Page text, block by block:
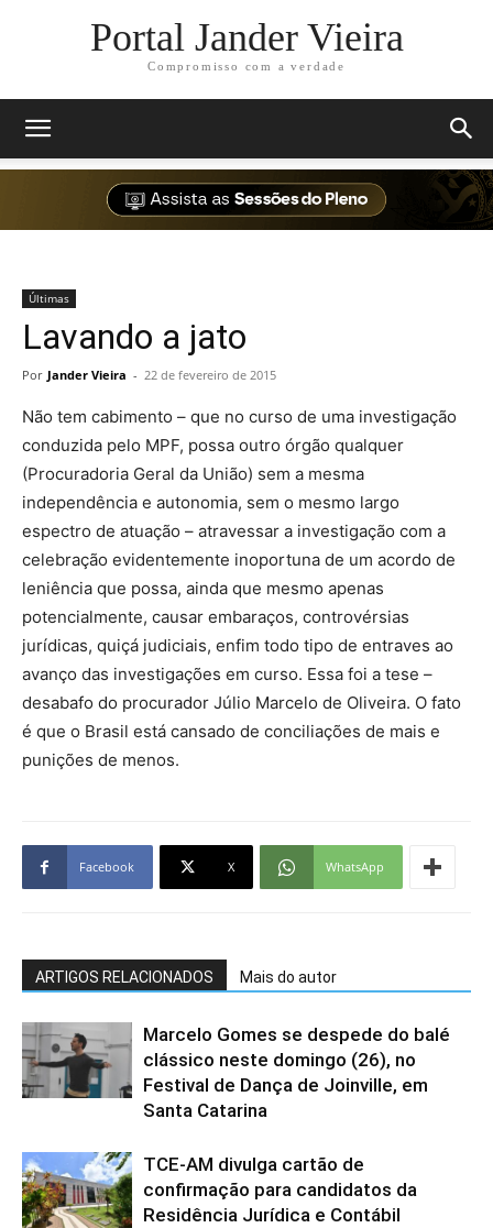
Portal Jander Vieira
Compromisso com a verdade
Últimas
Lavando a jato
Por Jander Vieira - 22 de fevereiro de 2015
Não tem cabimento – que no curso de uma investigação
conduzida pelo MPF, possa outro órgão qualquer
(Procuradoria Geral da União) sem a mesma
independência e autonomia, sem o mesmo largo
espectro de atuação – atravessar a investigação com a
celebração evidentemente inoportuna de um acordo de
leniência que possa, ainda que mesmo apenas
potencialmente, causar embaraços, controvérsias
jurídicas, quiçá judiciais, enfim todo tipo de entraves ao
avanço das investigações em curso. Essa foi a tese –
desabafo do procurador Júlio Marcelo de Oliveira. O fato
é que o Brasil está cansado de conciliações de mais e
punições de menos.
Facebook X WhatsApp
ARTIGOS RELACIONADOS Mais do autor
Marcelo Gomes se despede do balé
clássico neste domingo (26), no
Festival de Dança de Joinville, em
Santa Catarina
TCE-AM divulga cartão de
confirmação para candidatos da
Residência Jurídica e Contábil